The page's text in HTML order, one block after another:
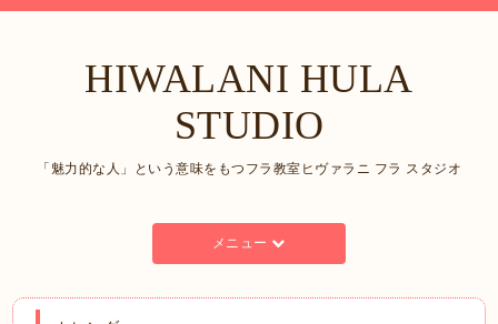
HIWALANI HULA
STUDIO
「魅力的な人」という意味をもつフラ教室ヒヴァラニ フラ スタジオ
メニュー